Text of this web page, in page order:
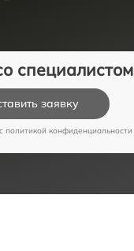
специалистом
заявку
политикой конфиденциальности